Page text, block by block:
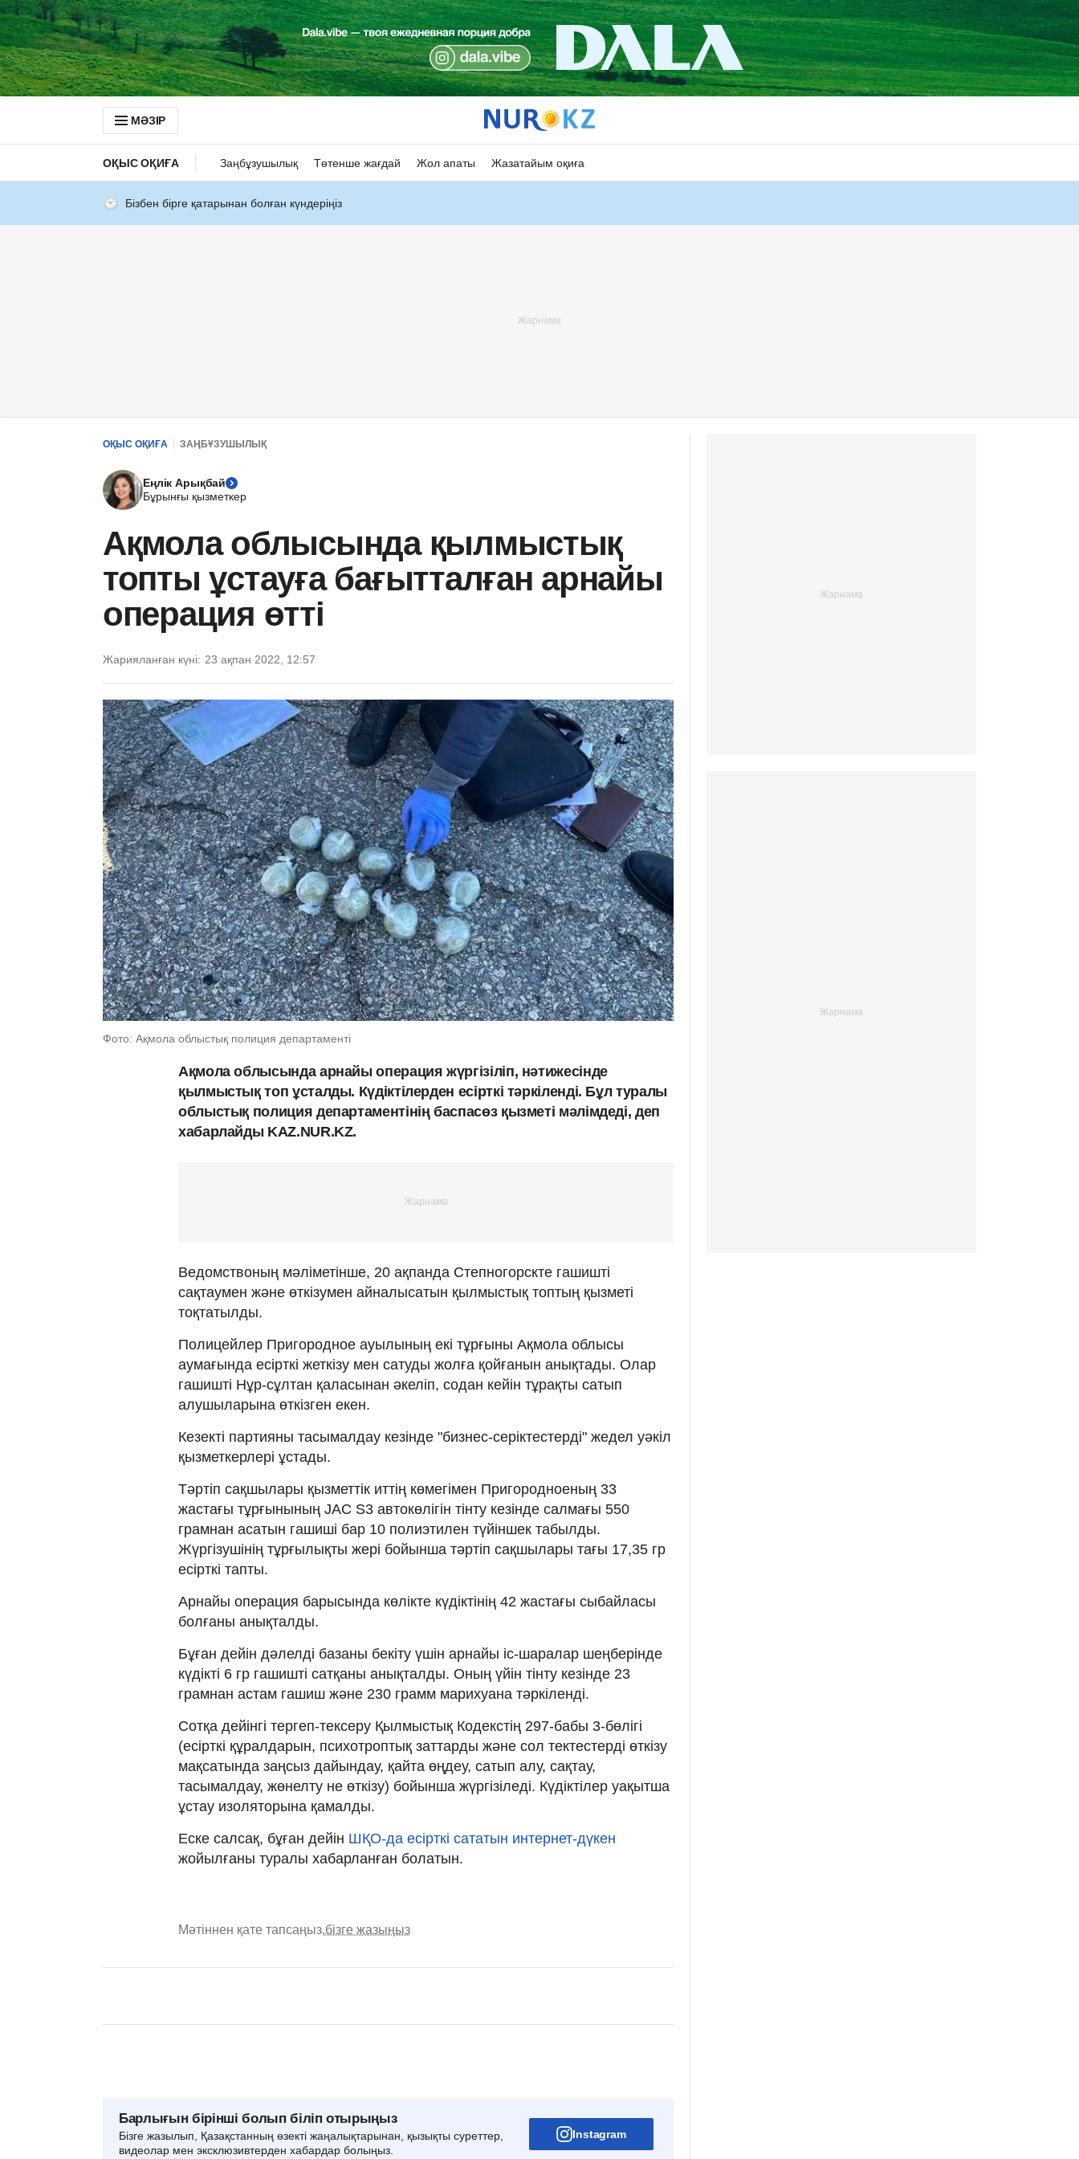
МӘЗІР
ОҚЫС ОҚИҒА Заңбұзушылық Төтенше жағдай Жол апаты Жазатайым оқиға
Бізбен бірге қатарынан болған күндеріңіз
ОҚЫС ОҚИҒА ЗАҢБҰЗУШЫЛЫҚ
Еңлік Арықбай
Бұрынғы қызметкер
Ақмола облысында қылмыстық
топты ұстауға бағытталған арнайы
операция өтті
Жарияланған күні: 23 ақпан 2022, 12:57
Фото: Ақмола облыстық полиция департаменті
Ақмола облысында арнайы операция жүргізіліп, нәтижесінде
қылмыстық топ ұсталды. Күдіктілерден есірткі тәркіленді. Бұл туралы
облыстық полиция департаментінің баспасөз қызметі мәлімдеді, деп
хабарлайды KAZ.NUR.KZ.
Ведомствоның мәліметінше, 20 ақпанда Степногорскте гашишті
сақтаумен және өткізумен айналысатын қылмыстық топтың қызметі
тоқтатылды.
Полицейлер Пригородное ауылының екі тұрғыны Ақмола облысы
аумағында есірткі жеткізу мен сатуды жолға қойғанын анықтады. Олар
гашишті Нұр-сұлтан қаласынан әкеліп, содан кейін тұрақты сатып
алушыларына өткізген екен.
Кезекті партияны тасымалдау кезінде "бизнес-серіктестерді" жедел уәкіл
қызметкерлері ұстады.
Тәртіп сақшылары қызметтік иттің көмегімен Пригородноеның 33
жастағы тұрғынының JAC S3 автокөлігін тінту кезінде салмағы 550
грамнан асатын гашиші бар 10 полиэтилен түйіншек табылды.
Жүргізушінің тұрғылықты жері бойынша тәртіп сақшылары тағы 17,35 гр
есірткі тапты.
Арнайы операция барысында көлікте күдіктінің 42 жастағы сыбайласы
болғаны анықталды.
Бұған дейін дәлелді базаны бекіту үшін арнайы іс-шаралар шеңберінде
күдікті 6 гр гашишті сатқаны анықталды. Оның үйін тінту кезінде 23
грамнан астам гашиш және 230 грамм марихуана тәркіленді.
Сотқа дейінгі тергеп-тексеру Қылмыстық Кодекстің 297-бабы 3-бөлігі
(есірткі құралдарын, психотроптық заттарды және сол тектестерді өткізу
мақсатында заңсыз дайындау, қайта өңдеу, сатып алу, сақтау,
тасымалдау, жөнелту не өткізу) бойынша жүргізіледі. Күдіктілер уақытша
ұстау изоляторына қамалды.
Еске салсақ, бұған дейін ШҚО-да есірткі сататын интернет-дүкен
жойылғаны туралы хабарланған болатын.
Мәтіннен қате тапсаңыз,бізге жазыңыз
Барлығын бірінші болып біліп отырыңыз
Бізге жазылып, Қазақстанның өзекті жаңалықтарынан, қызықты суреттер,
видеолар мен эксклюзивтерден хабардар болыңыз.
Instagram